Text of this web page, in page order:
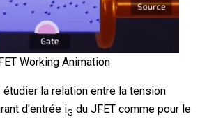
Working Animation
étudier la relation entre la tension
d'entrée iG du JFET comme pour le